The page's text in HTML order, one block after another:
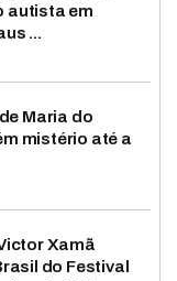
autista em
...
Maria do
mistério até a
Xamã
do Festival